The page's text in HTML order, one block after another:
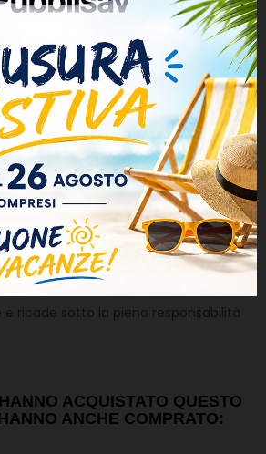
delle lettere.Pubblisav.it non
responsabilità di ritardi,
o piegature da parte di Poste
scegliesse questa spedizione è
appena descritto.
di questa vendita è un ricambio
ad uso privato per fini
Loghi e Marchi appartengono
ai sensi dell'Art. 21, comma (1),
n.30 del 10 Febbraio2005 (Codice
Qualsiasi uso difforme è
ACQUISTATO QUESTO
ANCHE COMPRATO: